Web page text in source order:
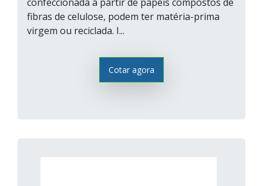
fibras de celulose, podem ter matéria-prima
virgem ou reciclada. I...
Cotar agora